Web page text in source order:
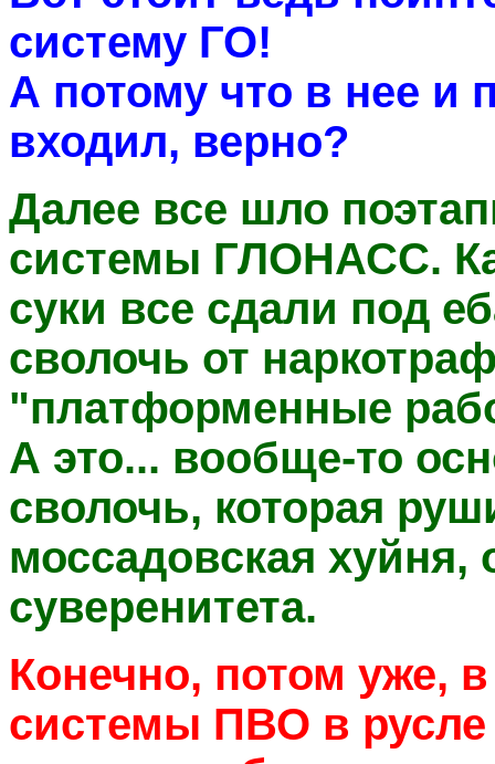
систему ГО!
А потому что в нее и
входил, верно?
Далее все шло
системы ГЛОНАСС.
суки все сдали под
сволочь от
"платформенные
А это... вообще-то
сволочь, которая
моссадовская
суверенитета.
Конечно, потом уже,
системы ПВО в русле